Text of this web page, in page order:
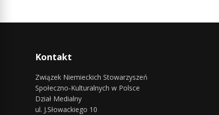
Kontakt
Związek Niemieckich Stowarzyszeń
Społeczno-Kulturalnych w Polsce
Dział Medialny
ul. J.Słowackiego 10